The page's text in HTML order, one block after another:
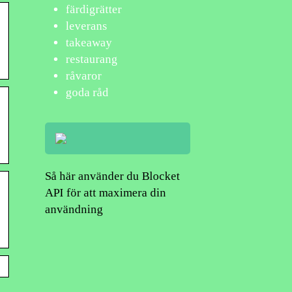
färdigrätter
leverans
takeaway
restaurang
råvaror
goda råd
Så här använder du Blocket
API för att maximera din
användning